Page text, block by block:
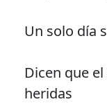
Un solo día
Dicen que
heridas